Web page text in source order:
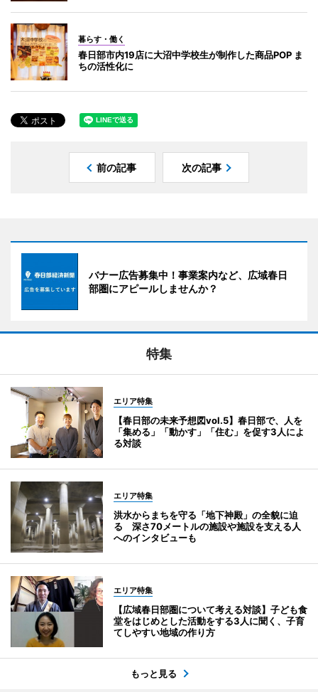
暮らす・働く
春日部市内19店に大沼中学校生が制作した商品POP ま
ちの活性化に
前の記事 次の記事
バナー広告募集中！事業案内など、広域春日
部圏にアピールしませんか？
特集
エリア特集
【春日部の未来予想図vol.5】春日部で、人を
「集める」「動かす」「住む」を促す3人によ
る対談
エリア特集
洪水からまちを守る「地下神殿」の全貌に迫
る 深さ70メートルの施設や施設を支える人
へのインタビューも
エリア特集
【広域春日部圏について考える対談】子ども食
堂をはじめとした活動をする3人に聞く、子育
てしやすい地域の作り方
もっと見る